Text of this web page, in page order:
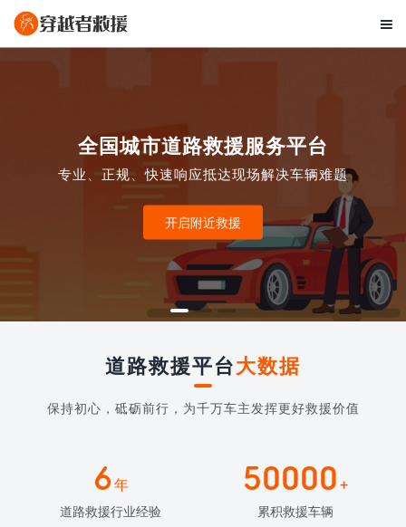

全国城市道路救援服务平台
专业、正规、快速响应抵达现场解决车辆难题
开启附近救援
道路救援平台大数据
保持初心，砥砺前行，为千万车主发挥更好救援价值
6年
道路救援行业经验
50000 +
累积救援车辆